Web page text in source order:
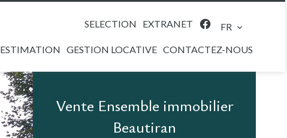
SELECTION EXTRANET
FR
ESTIMATION GESTION LOCATIVE CONTACTEZ-NOUS
Vente Ensemble immobilier
Beautiran